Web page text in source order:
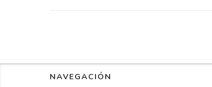
NAVEGACIÓN